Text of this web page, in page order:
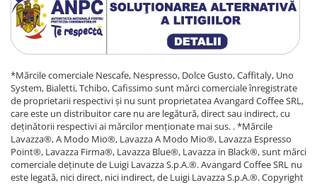
*Mărcile comerciale Nescafe, Nespresso, Dolce Gusto, Caffitaly, Uno
System, Bialetti, Tchibo, Cafissimo sunt mărci comerciale înregistrate
de proprietarii respectivi și nu sunt proprietatea Avangard Coffee SRL,
care este un distribuitor care nu are legătură, direct sau indirect, cu
deținătorii respectivi ai mărcilor menționate mai sus. . *Mărcile
Lavazza®, A Modo Mio®, Lavazza A Modo Mio®, Lavazza Espresso
Point®, Lavazza Firma®, Lavazza Blue®, Lavazza in Black®, sunt mărci
comerciale deținute de Luigi Lavazza S.p.A.®. Avangard Coffee SRL nu
este legată, nici direct, nici indirect, de Luigi Lavazza S.p.A.®. Copyright